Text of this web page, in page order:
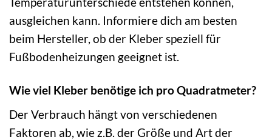
ausgleichen kann. Informiere dich am besten
beim Hersteller, ob der Kleber speziell für
Fußbodenheizungen geeignet ist.
Wie viel Kleber benötige ich pro Quadratmeter?
Der Verbrauch hängt von verschiedenen
Faktoren ab, wie z.B. der Größe und Art der